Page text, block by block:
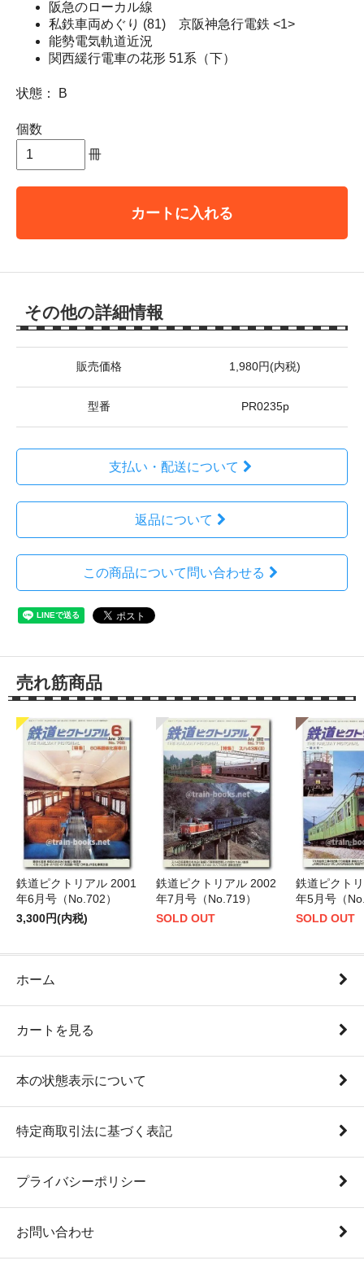
阪急のローカル線
私鉄車両めぐり (81) 京阪神急行電鉄 <1>
能勢電気軌道近況
関西緩行電車の花形 51系（下）
状態： B
個数
冊
カートに入れる
その他の詳細情報
販売価格 1,980円(内税)
型番 PR0235p
支払い・配送について
返品について
この商品について問い合わせる
売れ筋商品
鉄道ピクトリアル 2001
年6月号（No.702）
3,300円(内税)
鉄道ピクトリアル 2002
年7月号（No.719）
SOLD OUT
鉄道ピクト
年5月号（
SOLD OUT
ホーム
カートを見る
本の状態表示について
特定商取引法に基づく表記
プライバシーポリシー
お問い合わせ